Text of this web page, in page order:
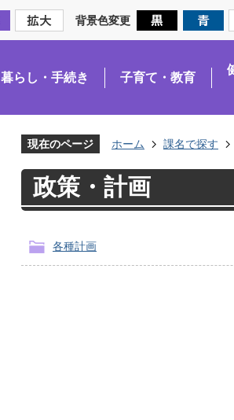
背景色変更
暮らし・手続き 子育て・教育
現在のページ ホーム 課名で探す
政策・計画
各種計画